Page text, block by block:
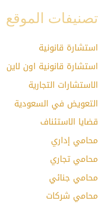
تصنيفات الموقع
استشارة قانونية
استشارة قانونية اون لاين
الاستشارات التجارية
التعويض في السعودية
قضايا الاستئناف
محامي إداري
محامي تجاري
محامي جنائي
محامي شركات